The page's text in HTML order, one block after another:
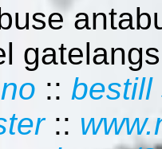
:: bestill
::